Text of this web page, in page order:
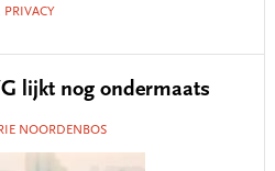
PRIVACY
lijkt nog ondermaats
NOORDENBOS